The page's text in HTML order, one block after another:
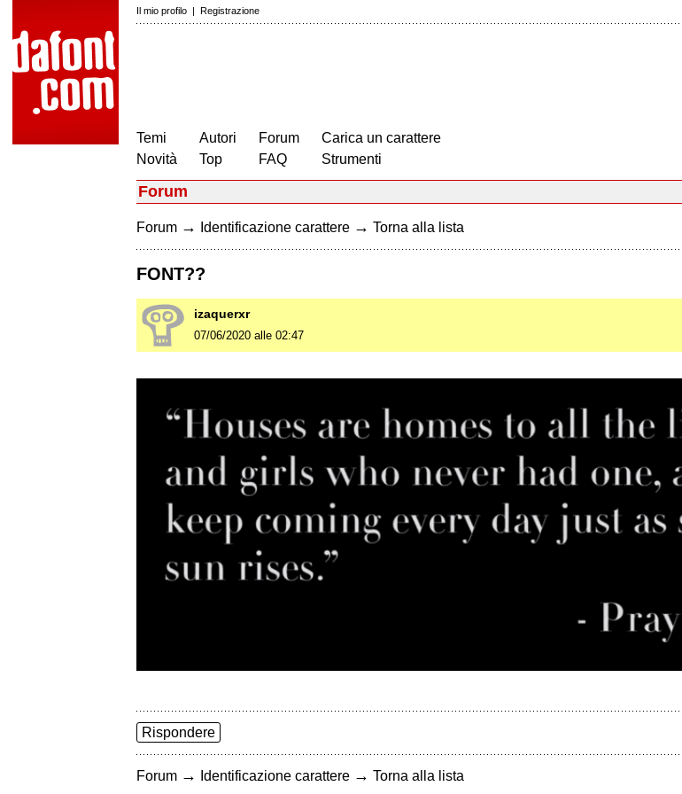
Il mio profilo | Registrazione
Temi
Novità
Autori
Top
Forum
FAQ
Carica un carattere
Strumenti
Forum
Forum → Identificazione carattere → Torna alla lista
FONT??
izaquerxr
07/06/2020 alle 02:47
Rispondere
Forum → Identificazione carattere → Torna alla lista